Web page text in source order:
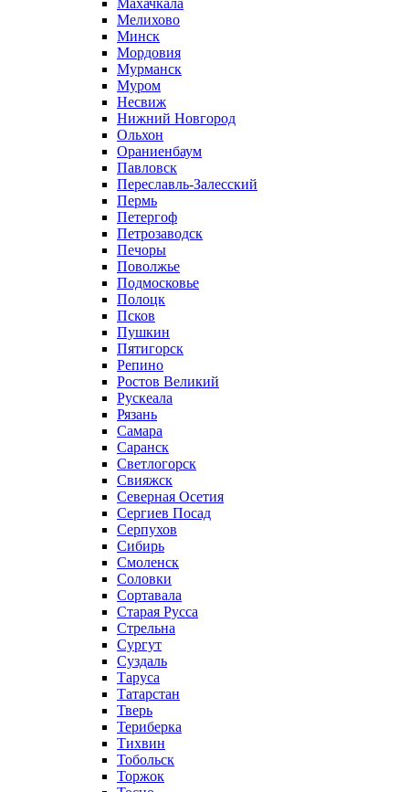
Махачкала
Мелихово
Минск
Мордовия
Мурманск
Муром
Несвиж
Нижний Новгород
Ольхон
Ораниенбаум
Павловск
Переславль-Залесский
Пермь
Петергоф
Петрозаводск
Печоры
Поволжье
Подмосковье
Полоцк
Псков
Пушкин
Пятигорск
Репино
Ростов Великий
Рускеала
Рязань
Самара
Саранск
Светлогорск
Свияжск
Северная Осетия
Сергиев Посад
Серпухов
Сибирь
Смоленск
Соловки
Сортавала
Старая Русса
Стрельна
Сургут
Суздаль
Таруса
Татарстан
Тверь
Териберка
Тихвин
Тобольск
Торжок